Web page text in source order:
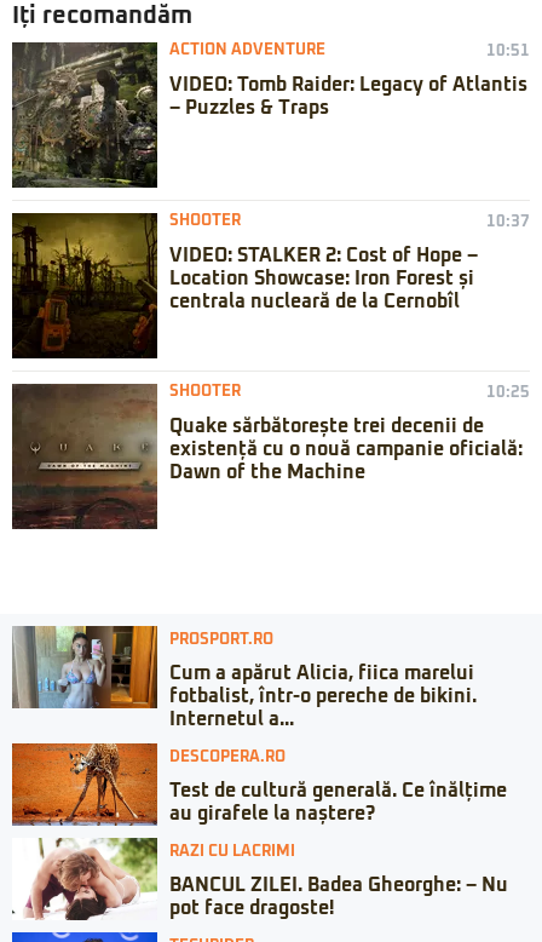
Iți recomandăm
ACTION ADVENTURE 10:51
VIDEO: Tomb Raider: Legacy of Atlantis
– Puzzles & Traps
SHOOTER 10:37
VIDEO: STALKER 2: Cost of Hope –
Location Showcase: Iron Forest și
centrala nucleară de la Cernobîl
SHOOTER 10:25
Quake sărbătorește trei decenii de
existență cu o nouă campanie oficială:
Dawn of the Machine
PROSPORT.RO
Cum a apărut Alicia, fiica marelui
fotbalist, într-o pereche de bikini.
Internetul a...
DESCOPERA.RO
Test de cultură generală. Ce înălțime
au girafele la naștere?
RAZI CU LACRIMI
BANCUL ZILEI. Badea Gheorghe: – Nu
pot face dragoste!